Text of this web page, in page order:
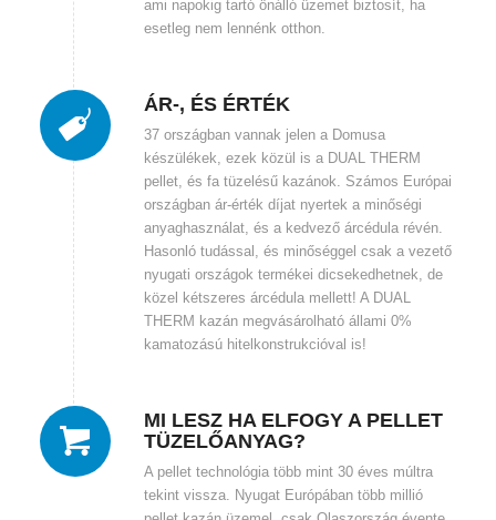
ami napokig tartó önálló üzemet biztosít, ha
esetleg nem lennénk otthon.
ÁR-, ÉS ÉRTÉK
37 országban vannak jelen a Domusa
készülékek, ezek közül is a DUAL THERM
pellet, és fa tüzelésű kazánok. Számos Európai
országban ár-érték díjat nyertek a minőségi
anyaghasználat, és a kedvező árcédula révén.
Hasonló tudással, és minőséggel csak a vezető
nyugati országok termékei dicsekedhetnek, de
közel kétszeres árcédula mellett! A DUAL
THERM kazán megvásárolható állami 0%
kamatozású hitelkonstrukcióval is!
MI LESZ HA ELFOGY A PELLET
TÜZELŐANYAG?
A pellet technológia több mint 30 éves múltra
tekint vissza. Nyugat Európában több millió